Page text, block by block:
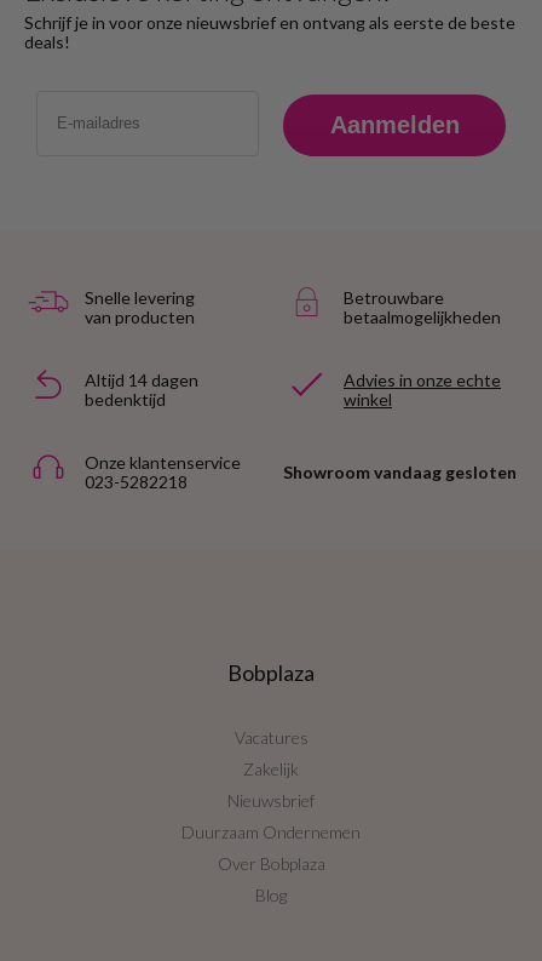
Schrijf je in voor onze nieuwsbrief en ontvang als eerste de beste
deals!
Aanmelden
Snelle levering
van producten
Betrouwbare
betaalmogelijkheden
Altijd 14 dagen
bedenktijd
Advies in onze echte
winkel
Onze klantenservice
023-5282218
Showroom vandaag gesloten
Bobplaza
Vacatures
Zakelijk
Nieuwsbrief
Duurzaam Ondernemen
Over Bobplaza
Blog